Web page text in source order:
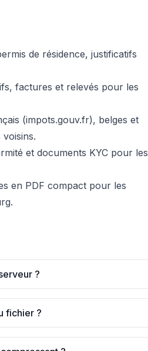
de résidence, justificatifs
factures et relevés pour les
(impots.gouv.fr), belges et
et documents KYC pour les
en PDF compact pour les
?
fichier ?